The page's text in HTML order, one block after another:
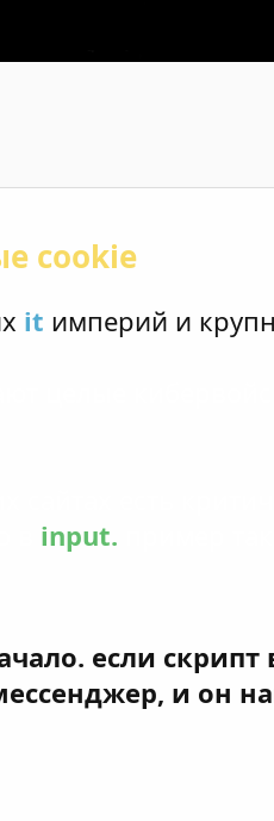
cookie
it империй и
input.
если
и он